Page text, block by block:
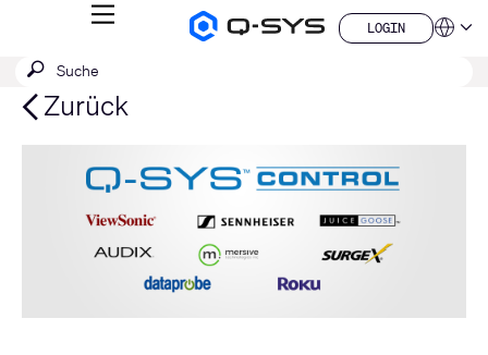
Q-
MENÜ
LOGIN
LOGIN
QSYS.com (English)
India (English)
Deutsch
Español
Français
Suche
SUCHE
Zurück